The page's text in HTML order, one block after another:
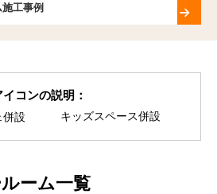
工事例
イコンの説明：
併設 キッズスペース併設
ーム一覧